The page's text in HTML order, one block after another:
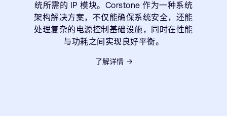
统所需的 IP 模块。Corstone 作为一种系统
架构解决方案，不仅能确保系统安全，还能
处理复杂的电源控制基础设施，同时在性能
与功耗之间实现良好平衡。
了解详情